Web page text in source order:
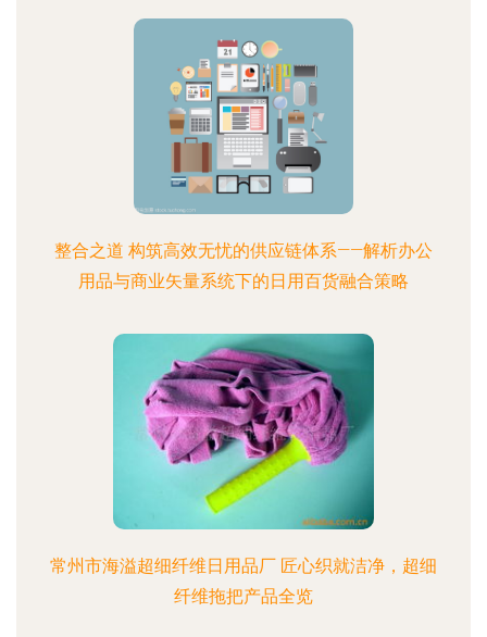
整合之道 构筑高效无忧的供应链体系——解析办公
用品与商业矢量系统下的日用百货融合策略
常州市海溢超细纤维日用品厂 匠心织就洁净，超细
纤维拖把产品全览